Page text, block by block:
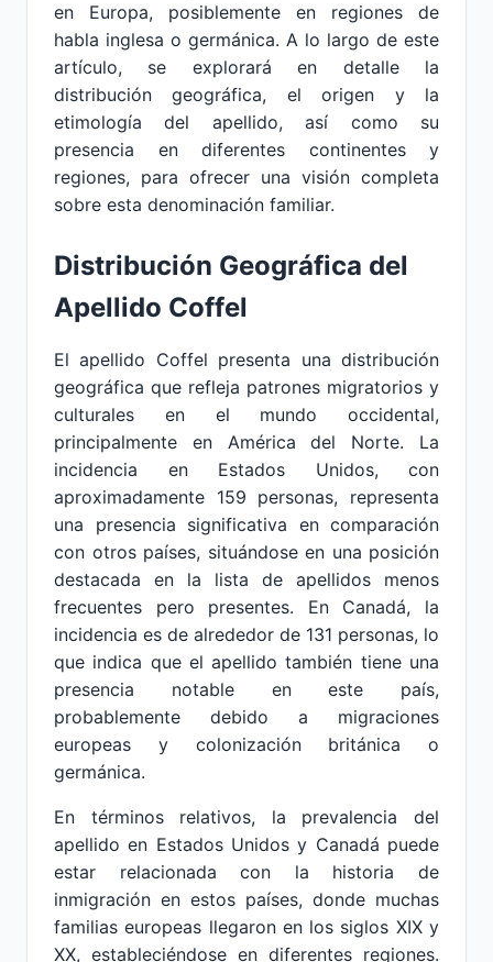
en Europa, posiblemente en regiones de
habla inglesa o germánica. A lo largo de este
artículo, se explorará en detalle la
distribución geográfica, el origen y la
etimología del apellido, así como su
presencia en diferentes continentes y
regiones, para ofrecer una visión completa
sobre esta denominación familiar.
Distribución Geográfica del
Apellido Coffel
El apellido Coffel presenta una distribución
geográfica que refleja patrones migratorios y
culturales en el mundo occidental,
principalmente en América del Norte. La
incidencia en Estados Unidos, con
aproximadamente 159 personas, representa
una presencia significativa en comparación
con otros países, situándose en una posición
destacada en la lista de apellidos menos
frecuentes pero presentes. En Canadá, la
incidencia es de alrededor de 131 personas, lo
que indica que el apellido también tiene una
presencia notable en este país,
probablemente debido a migraciones
europeas y colonización británica o
germánica.
En términos relativos, la prevalencia del
apellido en Estados Unidos y Canadá puede
estar relacionada con la historia de
inmigración en estos países, donde muchas
familias europeas llegaron en los siglos XIX y
XX, estableciéndose en diferentes regiones.